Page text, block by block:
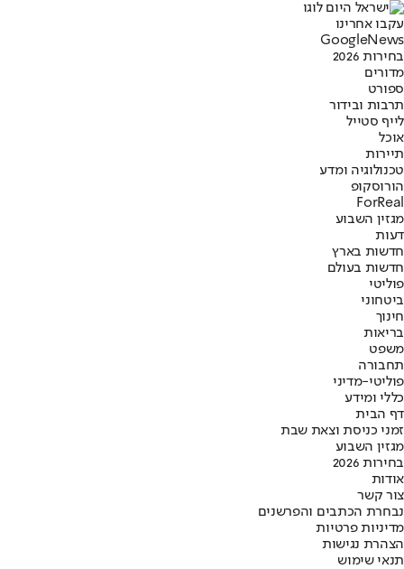
עקבו אחרינו
Googl eNews
בחירות 2026
מדורים
ספורט
תרבות ובידור
לייף סטייל
אוכל
תיירות
טכנולוגיה ומדע
הורוסקופ
ForReal
מגזין השבוע
דעות
חדשות בארץ
חדשות בעולם
פוליטי
ביטחוני
חינוך
בריאות
משפט
תחבורה
פוליטי-מדיני
כללי ומידע
דף הבית
זמני כניסת וצאת שבת
מגזין השבוע
בחירות 2026
אודות
צור קשר
נבחרת הכתבים והפרשנים
מדיניות פרטיות
הצהרת נגישות
תנאי שימוש